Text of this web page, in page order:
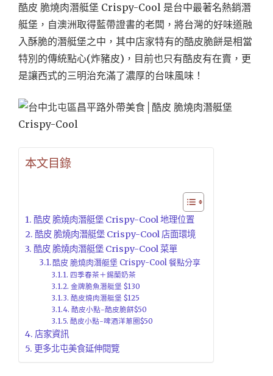
酷皮 脆燒肉潛艇堡 Crispy-Cool 是台中最著名熱銷潛
艇堡，自澳洲取得藍帶證書的老闆，將台灣的好味道融
入酥脆的潛艇堡之中，其中店家特有的酷皮脆餅是相當
特別的傳統點心(炸豬皮)，目前也只有酷皮有在賣，更
是讓西式的三明治充滿了濃厚的台味風味！
本文目錄
酷皮 脆燒肉潛艇堡 Crispy-Cool 地理位置
酷皮 脆燒肉潛艇堡 Crispy-Cool 店面環境
酷皮 脆燒肉潛艇堡 Crispy-Cool 菜單
酷皮 脆燒肉潛艇堡 Crispy-Cool 餐點分享
四季春茶＋錫蘭奶茶
金牌脆魚潛艇堡 $130
酷皮燒肉潛艇堡 $125
酷皮小點-酷皮脆餅$50
酷皮小點-啤酒洋蔥圈$50
店家資訊
更多北屯美食延伸閱覽